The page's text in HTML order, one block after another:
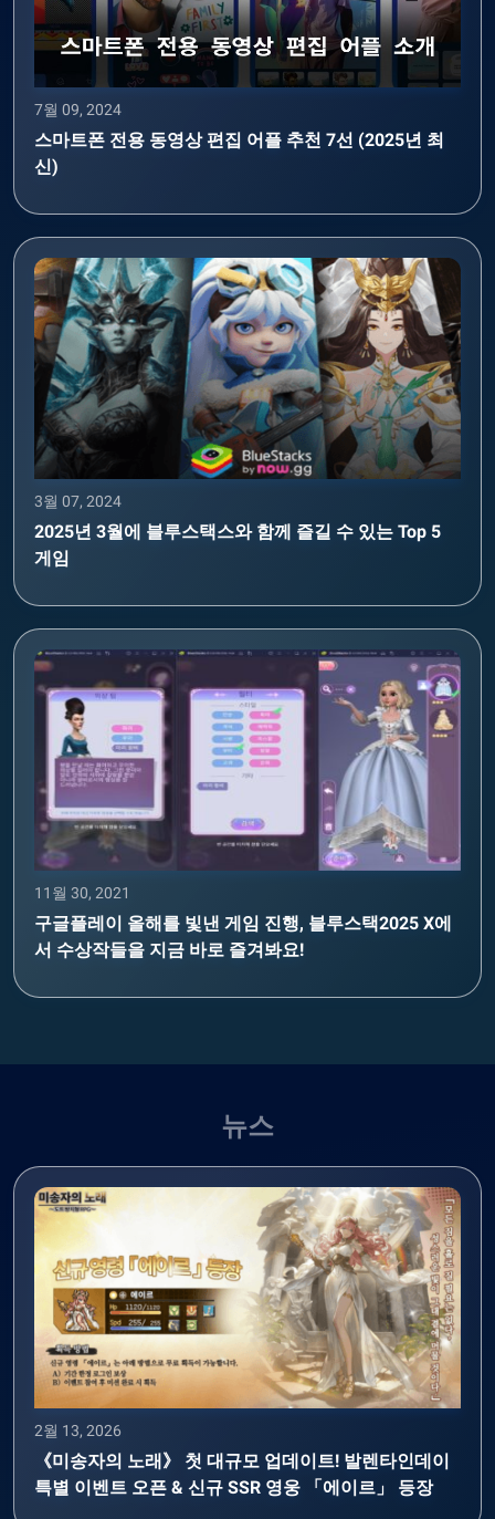
7월 09, 2024
스마트폰 전용 동영상 편집 어플 추천 7선 (2025년 최
신)
3월 07, 2024
2025년 3월에 블루스택스와 함께 즐길 수 있는 Top 5
게임
11월 30, 2021
구글플레이 올해를 빛낸 게임 진행, 블루스택2025 X에
서 수상작들을 지금 바로 즐겨봐요!
뉴스
2월 13, 2026
《미송자의 노래》 첫 대규모 업데이트! 발렌타인데이
특별 이벤트 오픈 & 신규 SSR 영웅 「에이르」 등장